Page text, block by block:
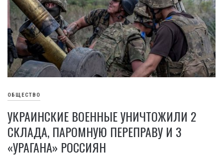
ОБЩЕСТВО
УКРАИНСКИЕ ВОЕННЫЕ УНИЧТОЖИЛИ 2
СКЛАДА, ПАРОМНУЮ ПЕРЕПРАВУ И 3
«УРАГАНА» РОССИЯН